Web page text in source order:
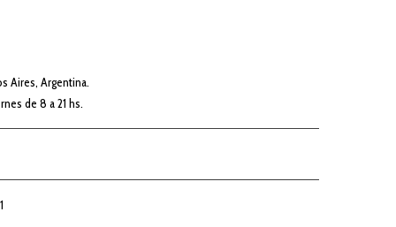
Aires, Argentina.
de 8 a 21 hs.